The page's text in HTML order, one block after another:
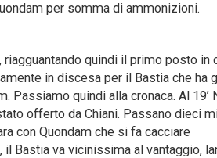
per somma di ammonizioni.
riagguantando quindi il primo posto
in discesa per il Bastia che ha
Passiamo quindi alla cronaca. Al 19’
offerto da Chiani. Passano dieci
con Quondam che si fa cacciare
Bastia va vicinissima al vantaggio,